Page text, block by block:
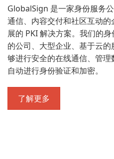
GlobalSign 是一家身份服务
通信、内容交付和社区互动
展的 PKI 解决方案。我们的
的公司、大型企业、基于云
够进行安全的在线通信、管
自动进行身份验证和加密。
了解更多